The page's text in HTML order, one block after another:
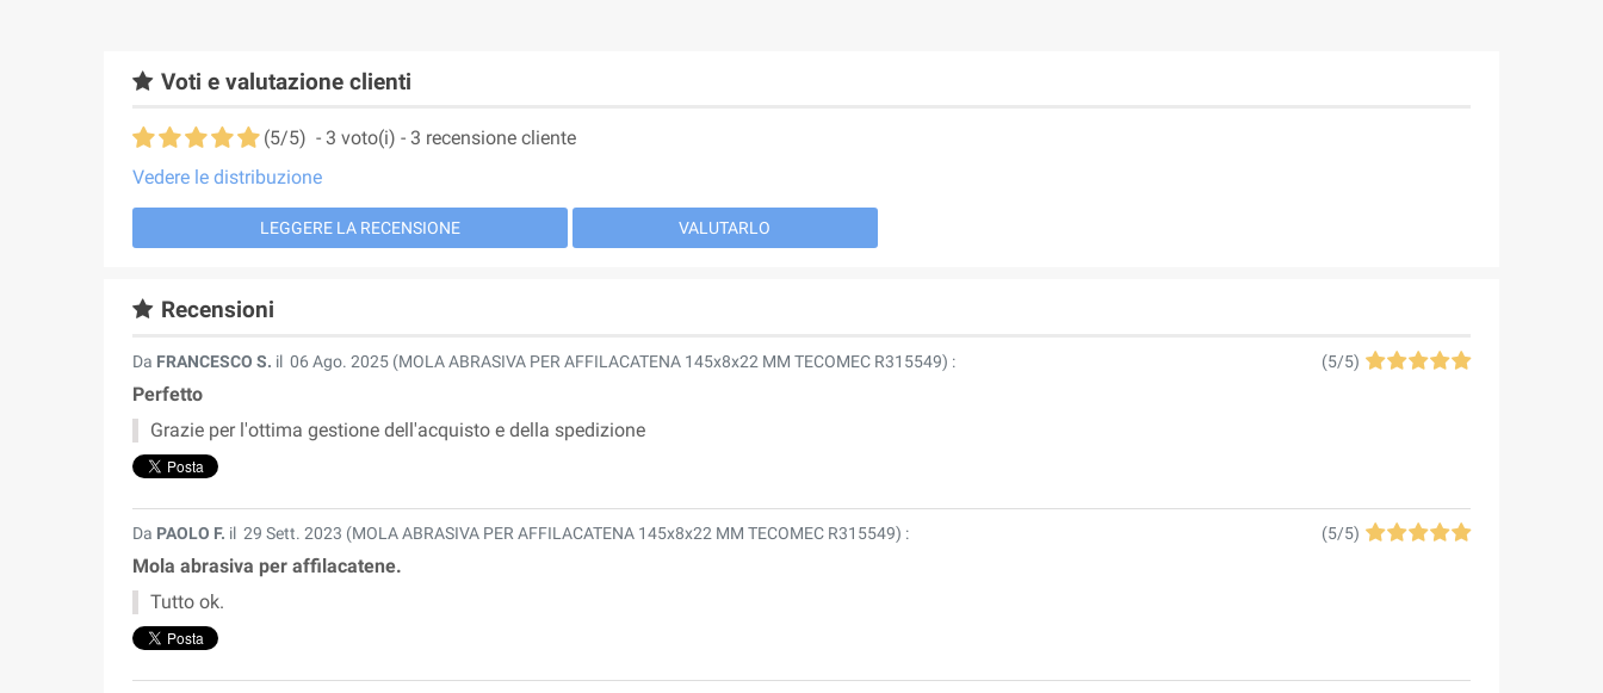
Voti e valutazione clienti
(5/5) - 3 voto(i) - 3 recensione cliente
Vedere le distribuzione
LEGGERE LA RECENSIONE VALUTARLO
Recensioni
Da FRANCESCO S. il 06 Ago. 2025 (MOLA ABRASIVA PER AFFILACATENA 145x8x22 MM TECOMEC R315549) : (5/5)
Perfetto
Grazie per l'ottima gestione dell'acquisto e della spedizione
Da PAOLO F. il 29 Sett. 2023 (MOLA ABRASIVA PER AFFILACATENA 145x8x22 MM TECOMEC R315549) : (5/5)
Mola abrasiva per affilacatene.
Tutto ok.